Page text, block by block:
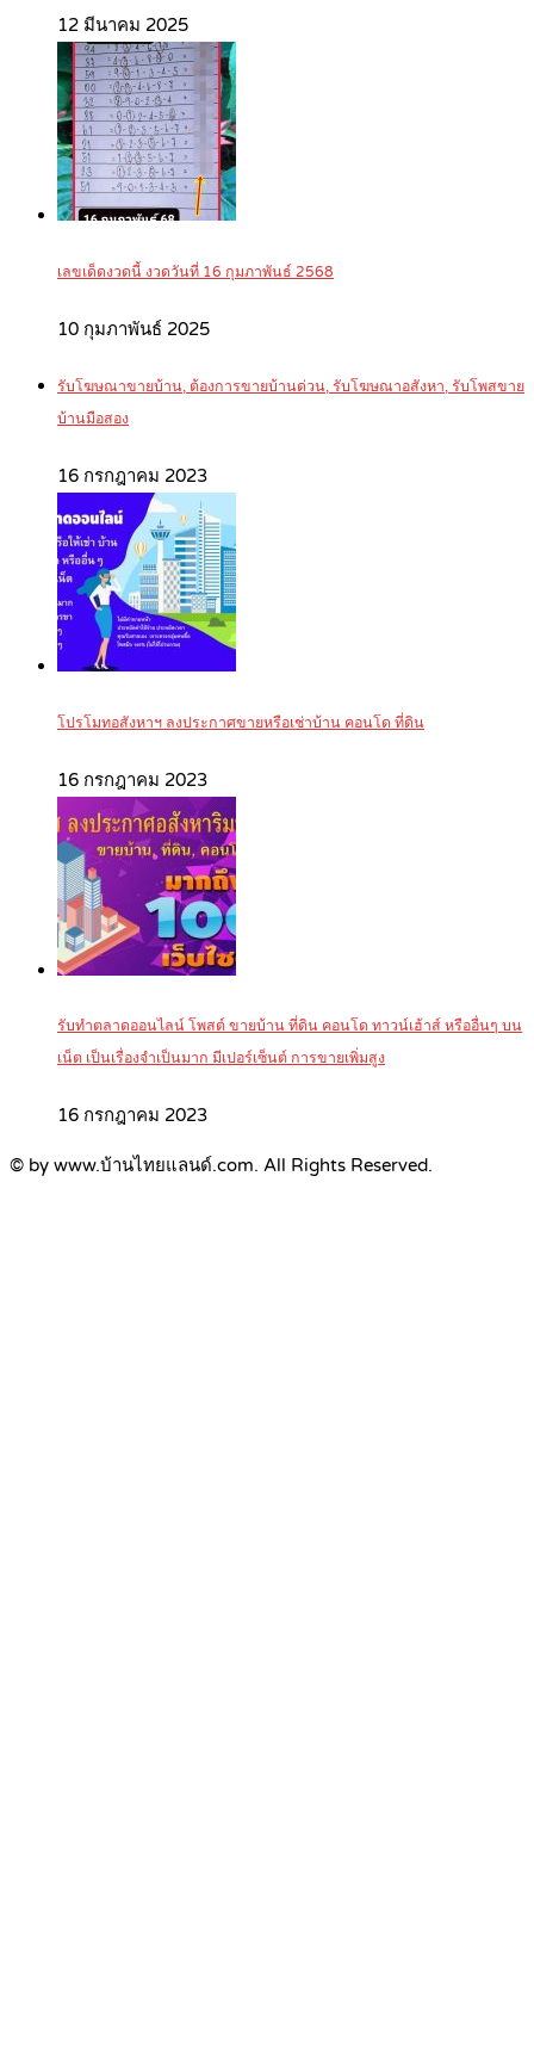
12 มีนาคม 2025
เลขเด็ดงวดนี้ งวดวันที่ 16 กุมภาพันธ์ 2568
10 กุมภาพันธ์ 2025
รับโฆษณาขายบ้าน, ต้องการขายบ้านด่วน, รับโฆษณาอสังหา, รับโพสขาย
บ้านมือสอง
16 กรกฎาคม 2023
โปรโมทอสังหาฯ ลงประกาศขายหรือเช่าบ้าน คอนโด ที่ดิน
16 กรกฎาคม 2023
รับทำตลาดออนไลน์ โพสต์ ขายบ้าน ที่ดิน คอนโด ทาวน์เฮ้าส์ หรืออื่นๆ บน
เน็ต เป็นเรื่องจำเป็นมาก มีเปอร์เซ็นต์ การขายเพิ่มสูง
16 กรกฎาคม 2023
© by www.บ้านไทยแลนด์.com. All Rights Reserved.